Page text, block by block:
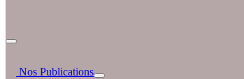
Nos Publications